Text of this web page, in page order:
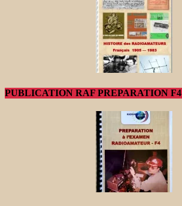
PUBLICATION RAF PREPARATION F4